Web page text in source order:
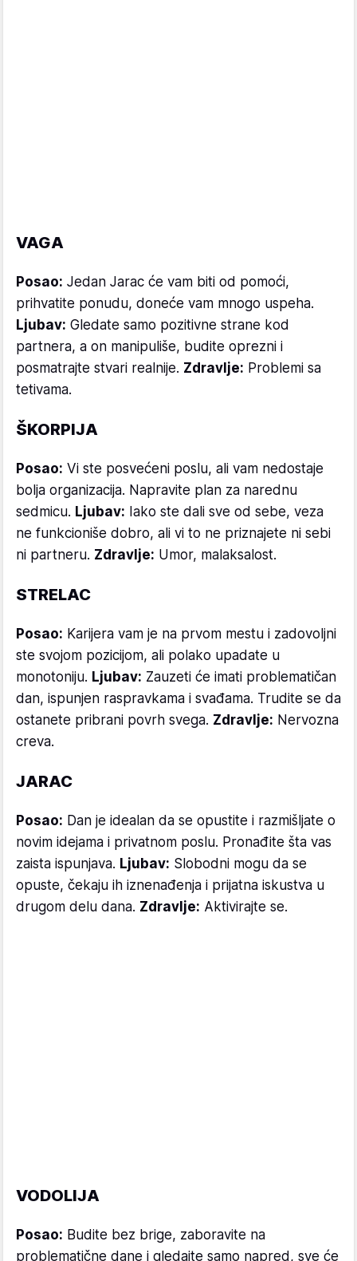
VAGA
Posao: Jedan Jarac će vam biti od pomoći,
prihvatite ponudu, doneće vam mnogo uspeha.
Ljubav: Gledate samo pozitivne strane kod
partnera, a on manipuliše, budite oprezni i
posmatrajte stvari realnije. Zdravlje: Problemi sa
tetivama.
ŠKORPIJA
Posao: Vi ste posvećeni poslu, ali vam nedostaje
bolja organizacija. Napravite plan za narednu
sedmicu. Ljubav: Iako ste dali sve od sebe, veza
ne funkcioniše dobro, ali vi to ne priznajete ni sebi
ni partneru. Zdravlje: Umor, malaksalost.
STRELAC
Posao: Karijera vam je na prvom mestu i zadovoljni
ste svojom pozicijom, ali polako upadate u
monotoniju. Ljubav: Zauzeti će imati problematičan
dan, ispunjen raspravkama i svađama. Trudite se da
ostanete pribrani povrh svega. Zdravlje: Nervozna
creva.
JARAC
Posao: Dan je idealan da se opustite i razmišljate o
novim idejama i privatnom poslu. Pronađite šta vas
zaista ispunjava. Ljubav: Slobodni mogu da se
opuste, čekaju ih iznenađenja i prijatna iskustva u
drugom delu dana. Zdravlje: Aktivirajte se.
VODOLIJA
Posao: Budite bez brige, zaboravite na
problematične dane i gledajte samo napred, sve će